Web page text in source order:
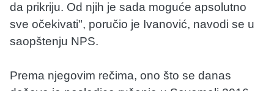
da prikriju. Od njih je sada moguće apsolutno
sve očekivati", poručio je Ivanović, navodi se u
saopštenju NPS.
Prema njegovim rečima, ono što se danas